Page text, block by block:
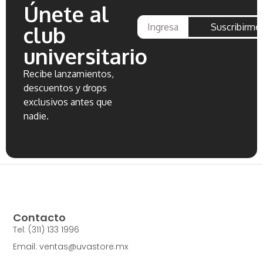
Únete al
club
universitario
Recibe lanzamientos,
descuentos y drops
exclusivos antes que
nadie.
Suscribirme
Contacto
Tel: (311) 133 1996
Email: ventas@uvastore.mx